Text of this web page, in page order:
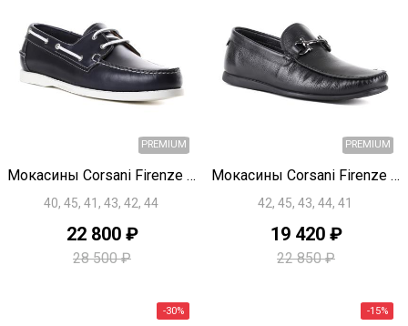
PREMIUM
Быстрый просмотр Мокасины Corsani Firenze U1749
40, 45, 41, 43, 42, 44
22 800 ₽
28 500 ₽
Быстрый просмотр Мокасины Corsani Firenze U1146
42, 45, 43, 44, 41
19 420 ₽
22 850 ₽